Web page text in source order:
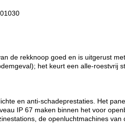
de rekknoop goed en is uitgerust
het keurt een alle-
en anti-schadeprestaties. Het
IP 67 maken binnen het voor
de openluchtmachines van